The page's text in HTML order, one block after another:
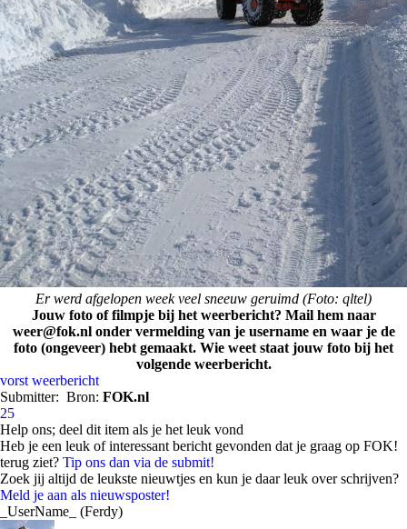
Er werd afgelopen week veel sneeuw geruimd (Foto: qltel)
Jouw foto of filmpje bij het weerbericht? Mail hem naar
weer@fok.nl onder vermelding van je username en waar je de
foto (ongeveer) hebt gemaakt. Wie weet staat jouw foto bij het
volgende weerbericht.
vorst weerbericht
Submitter: Bron: FOK.nl
25
Help ons; deel dit item als je het leuk vond
Heb je een leuk of interessant bericht gevonden dat je graag op FOK!
terug ziet? Tip ons dan via de submit!
Zoek jij altijd de leukste nieuwtjes en kun je daar leuk over schrijven?
Meld je aan als nieuwsposter!
_UserName_ (Ferdy)